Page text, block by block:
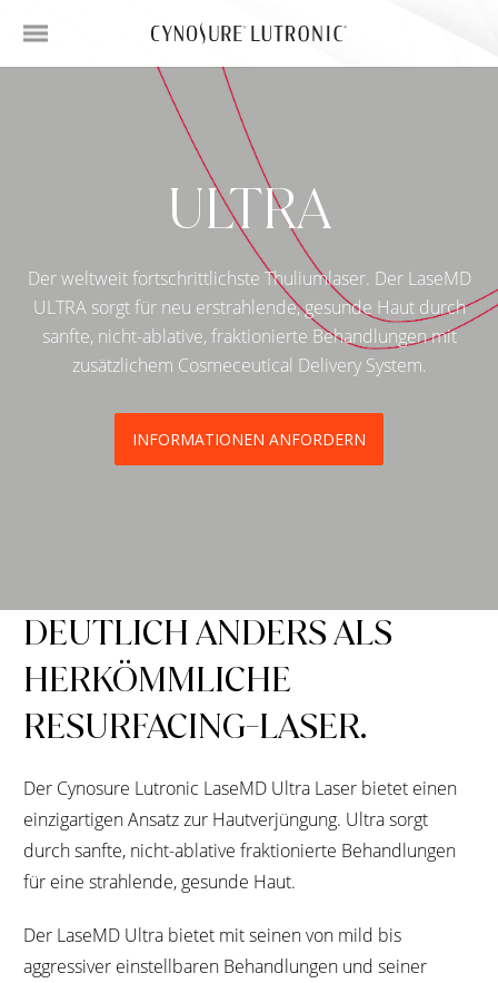
ULTRA
Der weltweit fortschrittlichste Thuliumlaser. Der LaseMD
ULTRA sorgt für neu erstrahlende, gesunde Haut durch
sanfte, nicht-ablative, fraktionierte Behandlungen mit
zusätzlichem Cosmeceutical Delivery System.
INFORMATIONEN ANFORDERN
DEUTLICH ANDERS ALS
HERKÖMMLICHE
RESURFACING-LASER.
Der Cynosure Lutronic LaseMD Ultra Laser bietet einen
einzigartigen Ansatz zur Hautverjüngung. Ultra sorgt
durch sanfte, nicht-ablative fraktionierte Behandlungen
für eine strahlende, gesunde Haut.
Der LaseMD Ultra bietet mit seinen von mild bis
aggressiver einstellbaren Behandlungen und seiner